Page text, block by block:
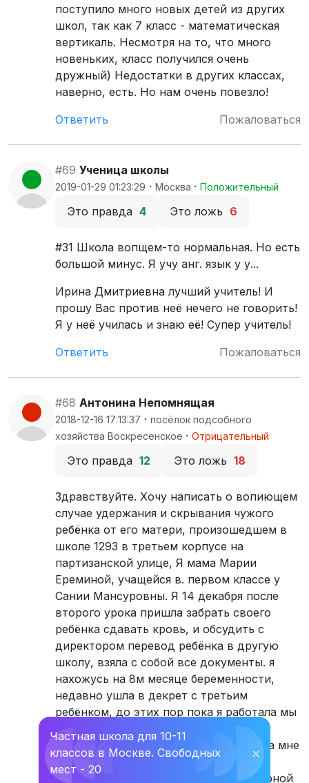
поступило много новых детей из других
школ, так как 7 класс - математическая
вертикаль. Несмотря на то, что много
новеньких, класс получился очень
дружный) Недостатки в других классах,
наверно, есть. Но нам очень повезло!
Ответить
Пожаловаться
#69 Ученица школы
2019-01-29 01:23:29 · Москва · Положительный
Это правда 4 Это ложь 6
#31 Школа вопщем-то нормальная. Но есть
большой минус. Я учу анг. язык у у...
Ирина Дмитриевна лучший учитель! И
прошу Вас против неё нечего не говорить!
Я у неё училась и знаю её! Супер учитель!
Ответить
Пожаловаться
#68 Антонина Непомнящая
2018-12-16 17:13:37 · посёлок подсобного
хозяйства Воскресенское · Отрицательный
Это правда 12 Это ложь 18
Здравствуйте. Хочу написать о вопиющем
случае удержания и скрывания чужого
ребёнка от его матери, произошедшем в
школе 1293 в третьем корпусе на
партизанской улице, Я мама Марии
Ереминой, учащейся в. первом классе у
Сании Мансуровны. Я 14 декабря после
второго урока пришла забрать своего
ребёнка сдавать кровь, и обсудить с
директором перевод ребёнка в другую
школу, взяла с собой все документы. я
нахожусь на 8м месяце беременности,
недавно ушла в декрет с третьим
ребёнком, до этих пор пока я работала мы
жили в основном у бабушки на
молодогвардейской, т. к она помогала мне
с детьми, а я им с моим отчимом
финансово, а мой муж живёт на нагорной
Частная школа для 10-11
классов в Москве. Свободных
мест - 20
⛌